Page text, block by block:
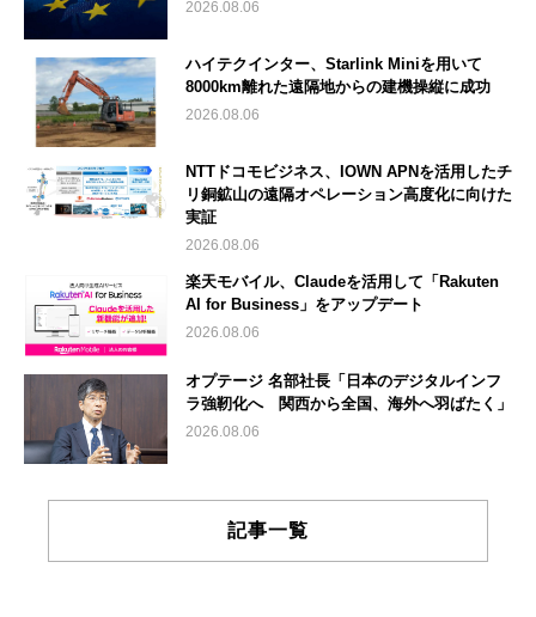
2026.08.06
ハイテクインター、Starlink Miniを用いて
8000km離れた遠隔地からの建機操縦に成功
2026.08.06
NTTドコモビジネス、IOWN APNを活用したチ
リ銅鉱山の遠隔オペレーション高度化に向けた
実証
2026.08.06
楽天モバイル、Claudeを活用して「Rakuten
AI for Business」をアップデート
2026.08.06
オプテージ 名部社長「日本のデジタルインフ
ラ強靭化へ 関西から全国、海外へ羽ばたく」
2026.08.06
記事一覧